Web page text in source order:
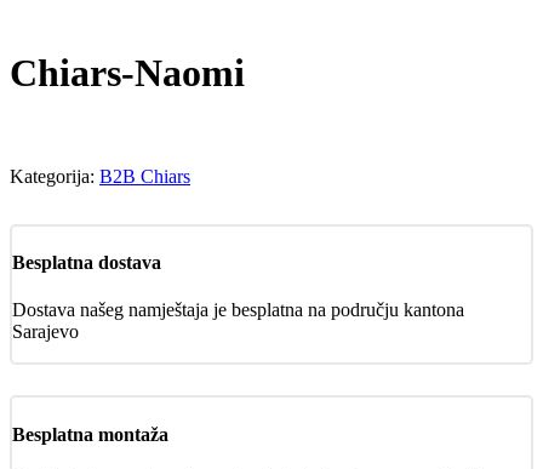
Chiars-Naomi
Kategorija: B2B Chiars
Besplatna dostava
Dostava našeg namještaja je besplatna na području kantona
Sarajevo
Besplatna montaža